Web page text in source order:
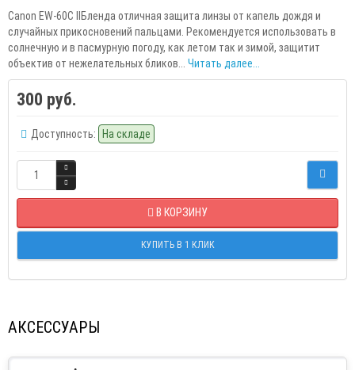
Canon EW-60C IIБленда отличная защита линзы от капель дождя и
случайных прикосновений пальцами. Рекомендуется использовать в
солнечную и в пасмурную погоду, как летом так и зимой, защитит
объектив от нежелательных бликов... Читать далее...
300 руб.
Доступность: На складе
В КОРЗИНУ
КУПИТЬ В 1 КЛИК
АКСЕССУАРЫ